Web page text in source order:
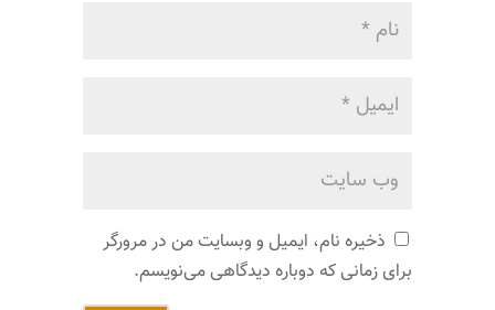
ذخیره نام، ایمیل و وبسایت من در مرورگر
برای زمانی که دوباره دیدگاهی می‌نویسم.